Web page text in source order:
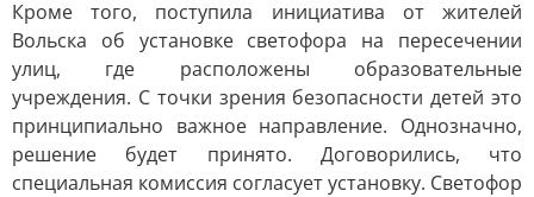
Кроме того, поступила инициатива от жителей
Вольска об установке светофора на пересечении
улиц, где расположены образовательные
учреждения. С точки зрения безопасности детей это
принципиально важное направление. Однозначно,
решение будет принято. Договорились, что
специальная комиссия согласует установку. Светофор